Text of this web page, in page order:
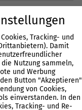
0
bringt keine
Diese 10
solltest du
0
Core Update
Tracking- und
Damit
Nutzung sammeln,
und Werbung
Button "Akzeptieren"
von Cookies,
einverstanden. In den
Tracking- und Re-